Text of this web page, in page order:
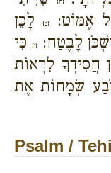
אֶמּוֹט:
{ט}לָכֵן
לָבֶטַח:{י}
כִּי
חֲסִידְךָ לִרְאוֹת
שְׂמָחוֹת אֶת
Psalm /